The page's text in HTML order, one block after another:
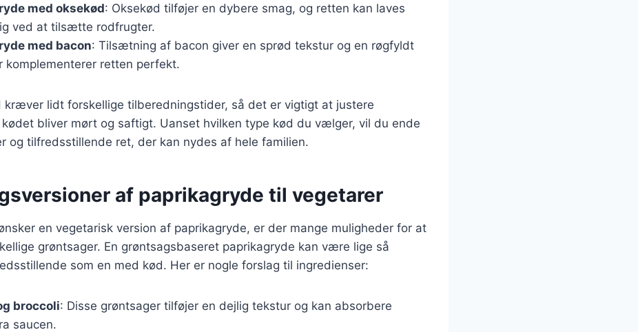
med oksekød: Oksekød tilføjer en dybere smag, og retten kan laves
ved at tilsætte rodfrugter.
med bacon: Tilsætning af bacon giver en sprød tekstur og en røgfyldt
komplementerer retten perfekt.
kræver lidt forskellige tilberedningstider, så det er vigtigt at justere
bliver mørt og saftigt. Uanset hvilken type kød du vælger, vil du ende
og tilfredsstillende ret, der kan nydes af hele familien.
af paprikagryde til vegetarer
en vegetarisk version af paprikagryde, er der mange muligheder for at
grøntsager. En grøntsagsbaseret paprikagryde kan være lige så
som en med kød. Her er nogle forslag til ingredienser:
broccoli: Disse grøntsager tilføjer en dejlig tekstur og kan absorbere
saucen.